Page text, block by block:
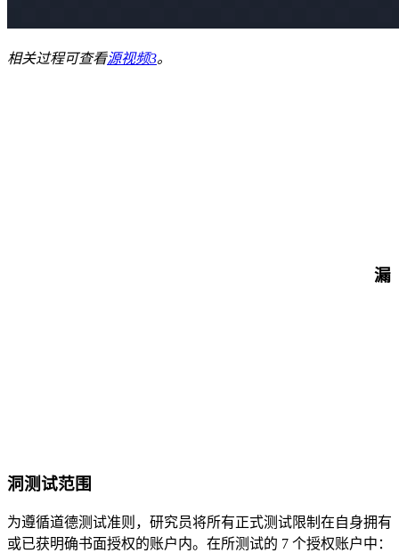
相关过程可查看源视频3。
漏
洞测试范围
为遵循道德测试准则，研究员将所有正式测试限制在自身拥有
或已获明确书面授权的账户内。在所测试的 7 个授权账户中：